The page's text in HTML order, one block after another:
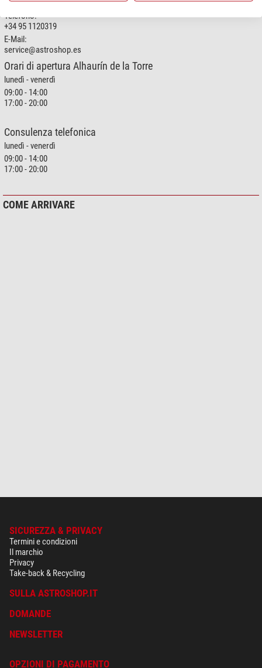
Telefono:
+34 95 1120319
E-Mail:
service@astroshop.es
Orari di apertura Alhaurín de la Torre
lunedì - venerdì
09:00 - 14:00
17:00 - 20:00
Consulenza telefonica
lunedì - venerdì
09:00 - 14:00
17:00 - 20:00
COME ARRIVARE
SICUREZZA & PRIVACY
Termini e condizioni
Il marchio
Privacy
Take-back & Recycling
SULLA ASTROSHOP.IT
DOMANDE
NEWSLETTER
OPZIONI DI PAGAMENTO